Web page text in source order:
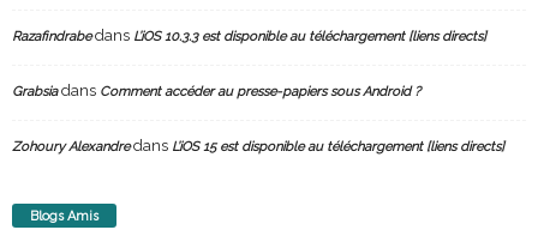
Razafindrabedans L’iOS 10.3.3 est disponible au téléchargement [liens directs]
Grabsiadans Comment accéder au presse-papiers sous Android ?
Zohoury Alexandredans L’iOS 15 est disponible au téléchargement [liens directs]
Blogs Amis